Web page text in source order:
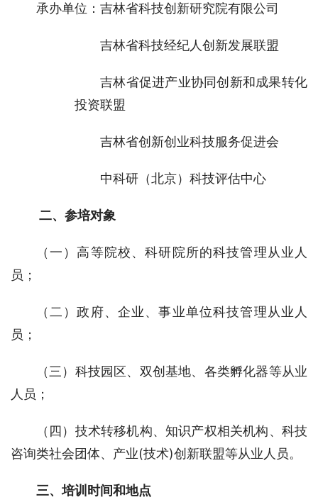
承办单位：吉林省科技创新研究院有限公司
吉林省科技经纪人创新发展联盟
吉林省促进产业协同创新和成果转化
投资联盟
吉林省创新创业科技服务促进会
中科研（北京）科技评估中心
二、参培对象
（一）高等院校、科研院所的科技管理从业人
员；
（二）政府、企业、事业单位科技管理从业人
员；
（三）科技园区、双创基地、各类孵化器等从业
人员；
（四）技术转移机构、知识产权相关机构、科技
咨询类社会团体、产业(技术)创新联盟等从业人员。
三、培训时间和地点